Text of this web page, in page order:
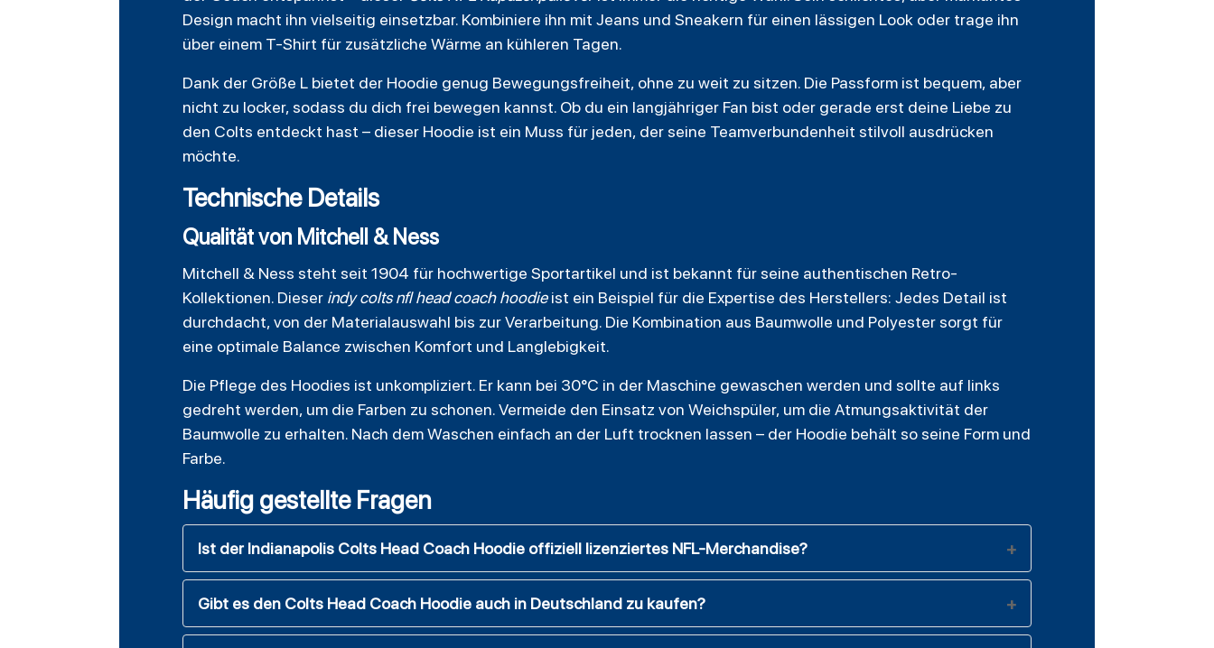
Design macht ihn vielseitig einsetzbar. Kombiniere ihn mit Jeans und Sneakern für einen lässigen Look oder trage ihn
über einem T-Shirt für zusätzliche Wärme an kühleren Tagen.
Dank der Größe L bietet der Hoodie genug Bewegungsfreiheit, ohne zu weit zu sitzen. Die Passform ist bequem, aber
nicht zu locker, sodass du dich frei bewegen kannst. Ob du ein langjähriger Fan bist oder gerade erst deine Liebe zu
den Colts entdeckt hast – dieser Hoodie ist ein Muss für jeden, der seine Teamverbundenheit stilvoll ausdrücken
möchte.
Technische Details
Qualität von Mitchell & Ness
Mitchell & Ness steht seit 1904 für hochwertige Sportartikel und ist bekannt für seine authentischen Retro-
Kollektionen. Dieser indy colts nfl head coach hoodieist ein Beispiel für die Expertise des Herstellers: Jedes Detail ist
durchdacht, von der Materialauswahl bis zur Verarbeitung. Die Kombination aus Baumwolle und Polyester sorgt für
eine optimale Balance zwischen Komfort und Langlebigkeit.
Die Pflege des Hoodies ist unkompliziert. Er kann bei 30°C in der Maschine gewaschen werden und sollte auf links
gedreht werden, um die Farben zu schonen. Vermeide den Einsatz von Weichspüler, um die Atmungsaktivität der
Baumwolle zu erhalten. Nach dem Waschen einfach an der Luft trocknen lassen – der Hoodie behält so seine Form und
Farbe.
Häufig gestellte Fragen
Ist der Indianapolis Colts Head Coach Hoodie offiziell lizenziertes NFL-Merchandise?
Gibt es den Colts Head Coach Hoodie auch in Deutschland zu kaufen?